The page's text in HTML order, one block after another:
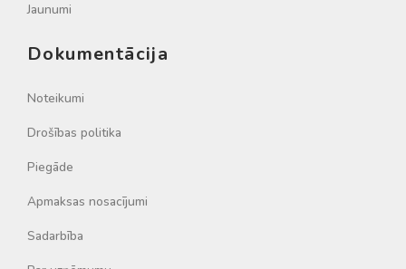
Jaunumi
Dokumentācija
Noteikumi
Drošības politika
Piegāde
Apmaksas nosacījumi
Sadarbība